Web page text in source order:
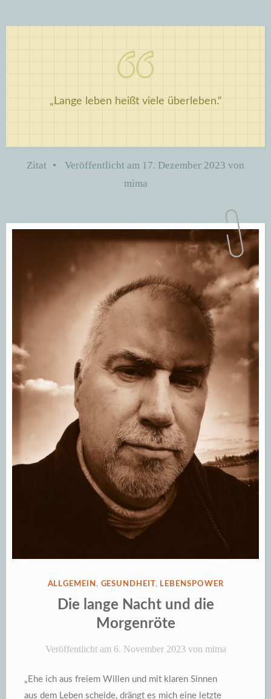
„Lange leben heißt viele überleben.“
Zitat • Veröffentlicht am 17. Dezember 2023 von
mima
VERÖFFENTLICHT
ALLGEMEIN , GESUNDHEIT, LEBENSPOWER
Die lange Nacht und die
Morgenröte
Veröffentlicht am 6. November 2023 von mima
„Ehe ich aus freiem Willen und mit klaren Sinnen
aus dem Leben scheide, drängt es mich eine letzte